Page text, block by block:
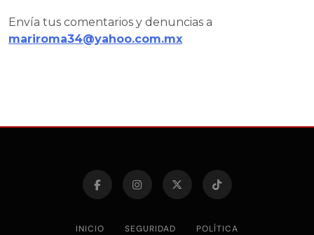
Envía tus comentarios y denuncias a
mariroma34@yahoo.com.mx
INICIO SEGURIDAD POLÍTICA